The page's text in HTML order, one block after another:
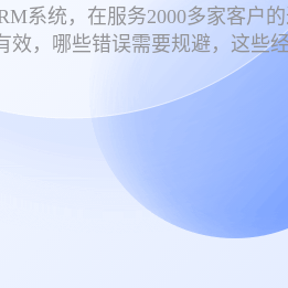
系统，在服务2000多家客户
效，哪些错误需要规避，这些